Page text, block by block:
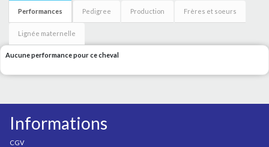
Performances Pedigree Production Frères et soeurs
Lignée maternelle
Aucune performance pour ce cheval
Informations
CGV